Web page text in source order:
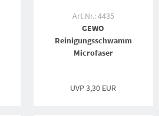
Art.Nr.: 4435
GEWO
Reinigungsschwamm
Microfaser
UVP3,30 EUR